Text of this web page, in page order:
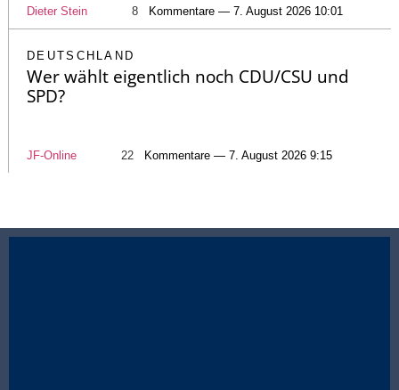
Dieter Stein 8 Kommentare — 7. August 2026 10:01
DEUTSCHLAND
Wer wählt eigentlich noch CDU/CSU und
SPD?
JF-Online 22 Kommentare — 7. August 2026 9:15